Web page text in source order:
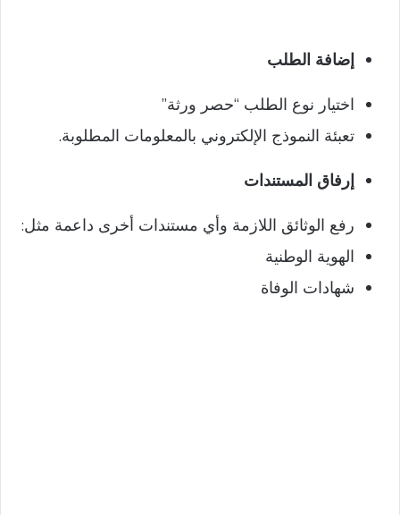
إضافة الطلب
اختيار نوع الطلب “حصر ورثة”
تعبئة النموذج الإلكتروني بالمعلومات المطلوبة.
إرفاق المستندات
رفع الوثائق اللازمة وأي مستندات أخرى داعمة مثل:
الهوية الوطنية
شهادات الوفاة